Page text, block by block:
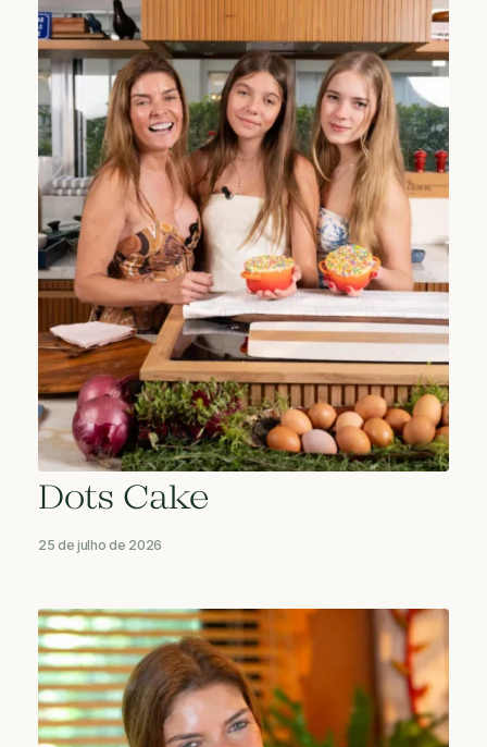
Dots Cake
25 de julho de 2026